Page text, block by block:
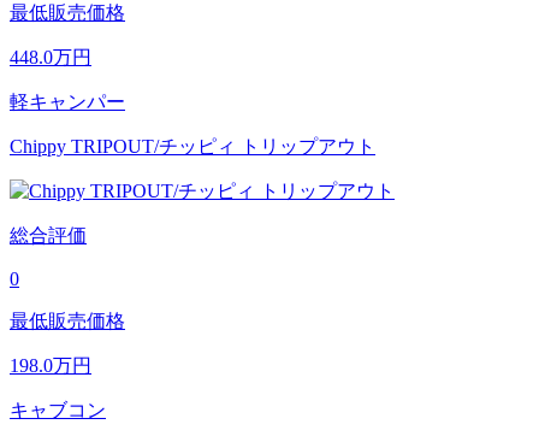
最低販売価格
448.0万円
軽キャンパー
Chippy TRIPOUT/チッピィ トリップアウト
総合評価
0
最低販売価格
198.0万円
キャブコン